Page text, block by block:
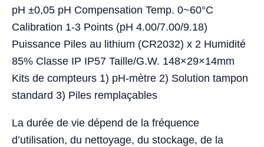
pH ±0,05 pH Compensation Temp. 0~60°C
Calibration 1-3 Points (pH 4.00/7.00/9.18)
Puissance Piles au lithium (CR2032) x 2 Humidité
85% Classe IP IP57 Taille/G.W. 148×29×14mm
Kits de compteurs 1) pH-mètre 2) Solution tampon
standard 3) Piles remplaçables
La durée de vie dépend de la fréquence
d’utilisation, du nettoyage, du stockage, de la